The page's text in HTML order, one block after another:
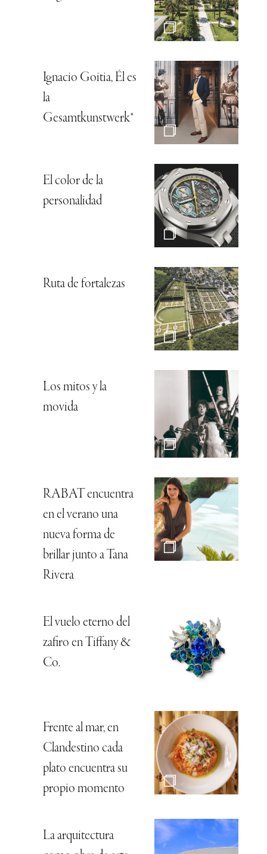
Ignacio Goitia, Él es
la
Gesamtkunstwerk*
El color de la
personalidad
Ruta de fortalezas
Los mitos y la
movida
RABAT encuentra
en el verano una
nueva forma de
brillar junto a Tana
Rivera
El vuelo eterno del
zafiro en Tiffany &
Co.
Frente al mar, en
Clandestino cada
plato encuentra su
propio momento
La arquitectura